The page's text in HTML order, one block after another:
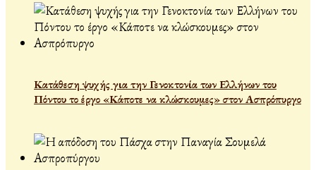
Κατάθεση ψυχής για την Γενοκτονία των Ελλήνων του
Πόντου το έργο «Κάποτε να κλώσκουμες» στον Ασπρόπυργο